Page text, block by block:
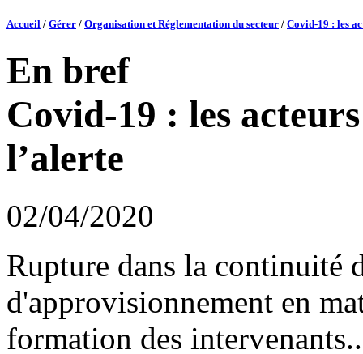
Accueil / Gérer / Organisation et Réglementation du secteur / Covid-19 : les
En bref
Covid-19 : les
l’alerte
02/04/2020
Rupture dans la continuité
d'approvisionnement en
formation des